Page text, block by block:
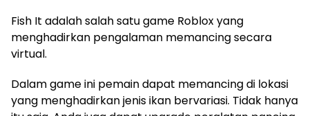
Fish It adalah salah satu game Roblox yang
menghadirkan pengalaman memancing secara
virtual.
Dalam game ini pemain dapat memancing di lokasi
yang menghadirkan jenis ikan bervariasi. Tidak hanya